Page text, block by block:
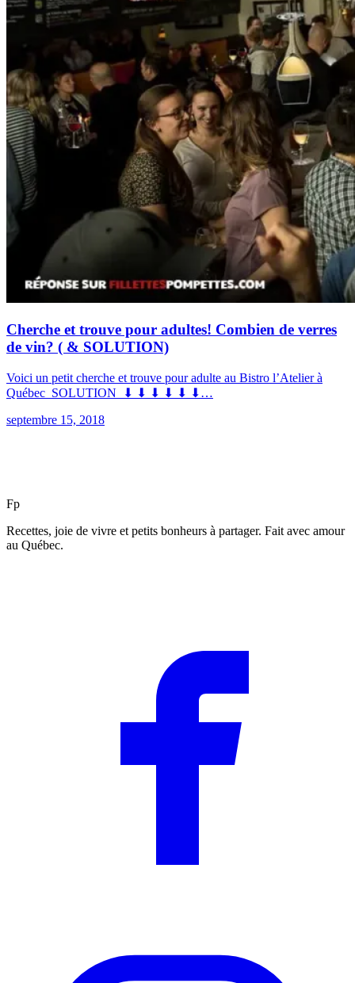
Cherche et trouve pour adultes! Combien de verres
de vin? ( & SOLUTION)
Voici un petit cherche et trouve pour adulte au Bistro l’Atelier à
Québec SOLUTION ⬇ ⬇ ⬇ ⬇ ⬇ ⬇…
septembre 15, 2018
Fp
Recettes, joie de vivre et petits bonheurs à partager. Fait avec amour
au Québec.